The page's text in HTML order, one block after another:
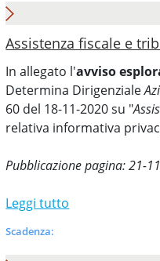
Assistenza fiscale e
In allegato l'avviso
Determina Dirigenziale
60 del 18-11-2020 su "
relativa informativa
Pubblicazione pagina: 21-
Leggi tutto
Scadenza: